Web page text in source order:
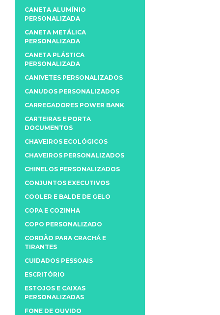
CANETA ALUMÍNIO
PERSONALIZADA
CANETA METÁLICA
PERSONALIZADA
CANETA PLÁSTICA
PERSONALIZADA
CANIVETES PERSONALIZADOS
CANUDOS PERSONALIZADOS
CARREGADORES POWER BANK
CARTEIRAS E PORTA
DOCUMENTOS
CHAVEIROS ECOLÓGICOS
CHAVEIROS PERSONALIZADOS
CHINELOS PERSONALIZADOS
CONJUNTOS EXECUTIVOS
COOLER E BALDE DE GELO
COPA E COZINHA
COPO PERSONALIZADO
CORDÃO PARA CRACHÁ E
TIRANTES
CUIDADOS PESSOAIS
ESCRITÓRIO
ESTOJOS E CAIXAS
PERSONALIZADAS
FONE DE OUVIDO